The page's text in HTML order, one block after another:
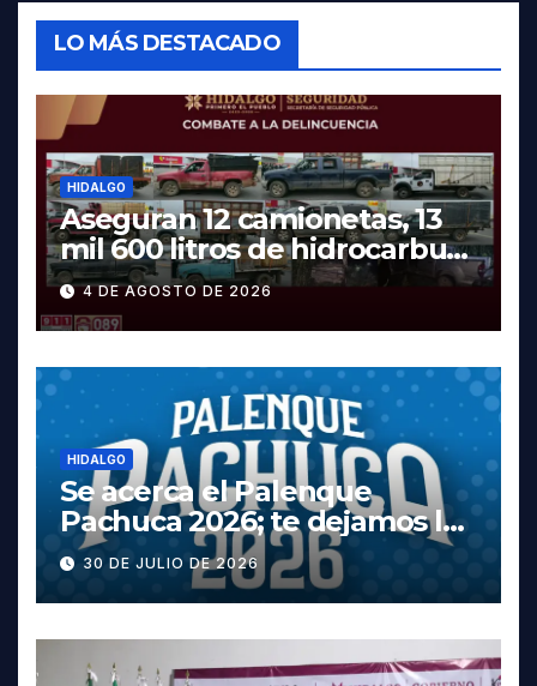
LO MÁS DESTACADO
HIDALGO
Aseguran 12 camionetas, 13
mil 600 litros de hidrocarburo
y dos vehículos robados en
Tula
4 DE AGOSTO DE 2026
HIDALGO
Se acerca el Palenque
Pachuca 2026; te dejamos la
cartelera completa, las
fechas y los precios
30 DE JULIO DE 2026